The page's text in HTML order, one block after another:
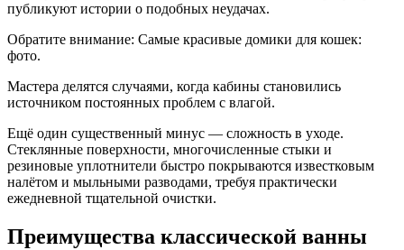
публикуют истории о подобных неудачах.
Обратите внимание: Самые красивые домики для кошек:
фото.
Мастера делятся случаями, когда кабины становились
источником постоянных проблем с влагой.
Ещё один существенный минус — сложность в уходе.
Стеклянные поверхности, многочисленные стыки и
резиновые уплотнители быстро покрываются известковым
налётом и мыльными разводами, требуя практически
ежедневной тщательной очистки.
Преимущества классической ванны